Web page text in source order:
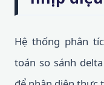
Hệ thống phân
toán so sánh